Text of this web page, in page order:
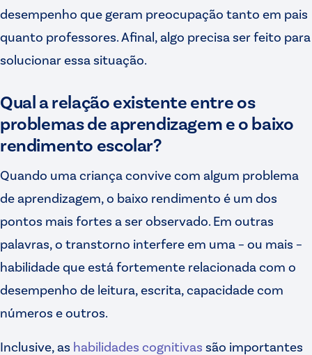
desempenho que geram preocupação tanto em pais
quanto professores. Afinal, algo precisa ser feito para
solucionar essa situação.
Qual a relação existente entre os
problemas de aprendizagem e o baixo
rendimento escolar?
Quando uma criança convive com algum problema
de aprendizagem, o baixo rendimento é um dos
pontos mais fortes a ser observado. Em outras
palavras, o transtorno interfere em uma – ou mais –
habilidade que está fortemente relacionada com o
desempenho de leitura, escrita, capacidade com
números e outros.
Inclusive, as habilidades cognitivas são importantes